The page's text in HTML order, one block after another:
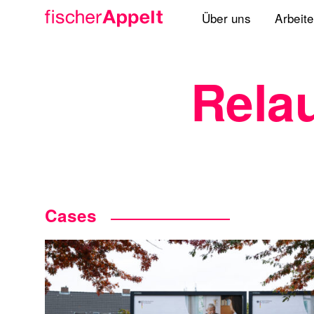
Über uns
Spezialisten
Lösungen
Cases